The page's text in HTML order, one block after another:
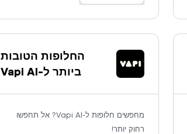
החלופות הטובות
ביותר ל-Vapi AI
מחפשים חלופות ל-Vapi AI? אל תחפשו
רחוק יותר!